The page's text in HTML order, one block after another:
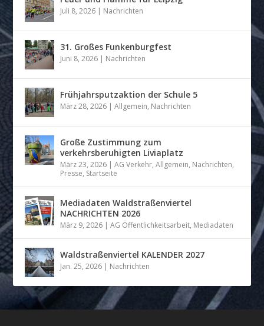
Juli 8, 2026 | Nachrichten
31. Großes Funkenburgfest
Juni 8, 2026 | Nachrichten
Frühjahrsputzaktion der Schule 5
März 28, 2026 |Allgemein, Nachrichten
Große Zustimmung zum
verkehrsberuhigten Liviaplatz
März 23, 2026 |AG Verkehr,Allgemein, Nachrichten,
Presse, Startseite
Mediadaten Waldstraßenviertel
NACHRICHTEN 2026
März 9, 2026 |AG Öffentlichkeitsarbeit, Mediadaten
Waldstraßenviertel KALENDER 2027
Jan. 25, 2026 | Nachrichten